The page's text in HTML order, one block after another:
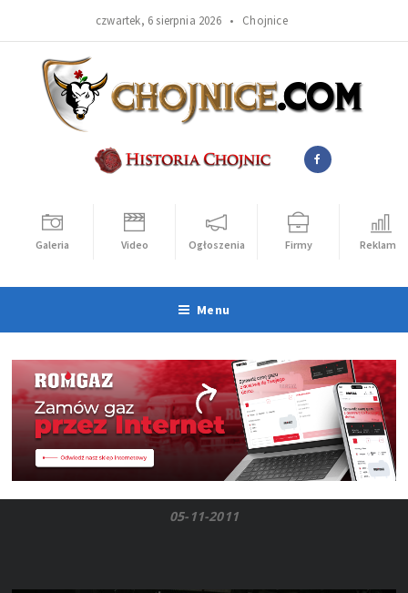
czwartek, 6 sierpnia 2026 • Chojnice
Galeria Video Ogłoszenia Firmy Reklama
Menu
05-11-2011